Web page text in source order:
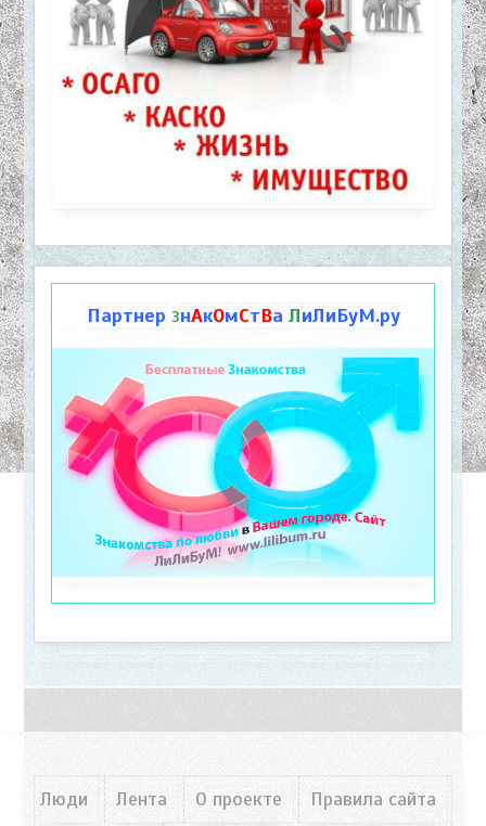
Партнер ЗнАкОмСтВа ЛиЛиБуМ.ру
Люди Лента О проекте Правила сайта